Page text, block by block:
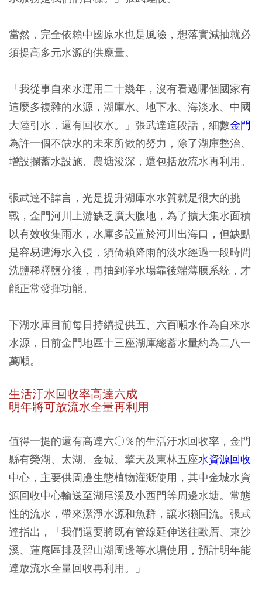
當然，完全依賴中國原水也是風險，想落實減抽就必
須提高多元水源的供應量。
「我從事自來水運用二十幾年，沒有看過哪個國家有
這麼多複雜的水源，湖庫水、地下水、海淡水、中國
大陸引水，還有回收水。」張武達這段話，細數金門
為許一個不缺水的未來所做的努力，除了湖庫整治、
增設攔蓄水設施、農塘浚深，還包括放流水再利用。
張武達不諱言，光是提升湖庫水水質就是很大的挑
戰，金門河川上游缺乏廣大腹地，為了擴大集水面積
以有效收集雨水，水庫多設置於河川出海口，但缺點
是容易遭海水入侵，須倚賴降雨的淡水經過一段時間
洗鹽稀釋鹽分後，再抽到淨水場靠後端薄膜系統，才
能正常發揮功能。
下湖水庫目前每日持續提供五、六百噸水作為自來水
水源，目前金門地區十三座湖庫總蓄水量約為二八一
萬噸。
生活汙水回收率高達六成
明年將可放流水全量再利用
值得一提的還有高達六○％的生活汙水回收率，金門
縣有榮湖、太湖、金城、擎天及東林五座水資源回收
中心，主要供周邊生態植物灌溉使用，其中金城水資
源回收中心輸送至湖尾溪及小西門等周邊水塘。常態
性的流水，帶來潔淨水源和魚群，讓水獺回流。張武
達指出，「我們還要將既有管線延伸送往歐厝、東沙
溪、蓮庵區排及習山湖周邊等水塘使用，預計明年能
達放流水全量回收再利用。」